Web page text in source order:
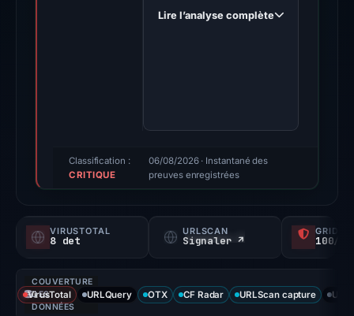
score,
not
probability).
Threat
signals:
8
of
Lire l’analyse complète
Classification :
CRITIQUE
06/08/2026· Instantané des
preuves enregistrées
VIRUSTOTAL
8 det
URLSCAN
Signaler ↗ 100/
COUVERTURE
DES
DONNÉES
VirusTotal URLQuery OTX CF Radar URLScan capture